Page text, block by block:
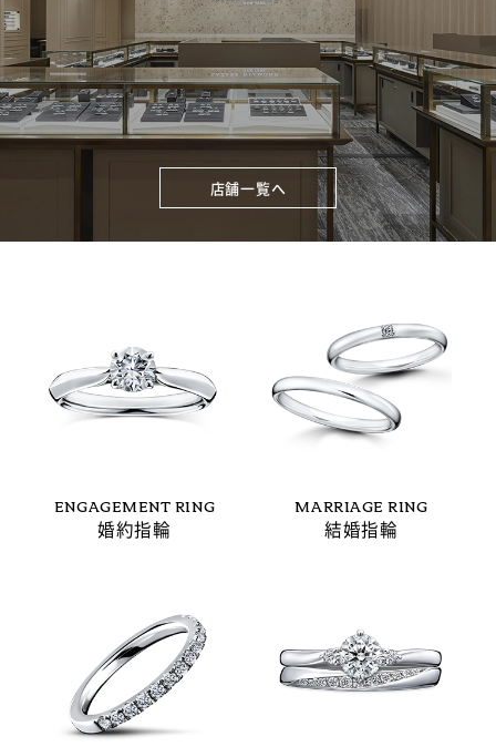
店舗一覧へ
ENGAGEMENT RING
婚約指輪
MARRIAGE RING
結婚指輪